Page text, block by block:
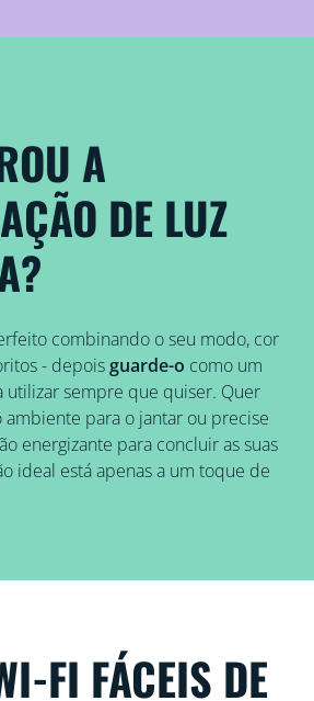
A
DE LUZ
combinando o seu modo, cor
- depoisguarde-o como um
utilizar sempre que quiser. Quer
ambiente para o jantar ou precise
energizante para concluir as suas
ideal está apenas a um toque de
FI FÁCEIS DE